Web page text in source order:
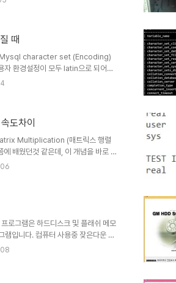
거치셔야 합니다. 하지만 윈도우는 사
리를 통해 아주..
때
character set (Encoding)
환경설정이 모두 latin으로 되어있
show create table member;
도차이
Multiplication (매트릭스 행렬
배웠던것 같은데, 이 개념을 바로 프
같습니다. 2 by 2 matrix라고 생각했
램은 하드디스크 및 플래쉬 메모
램입니다. 컴퓨터 사용중 잦은다운 및
드디스크로 일어날 수 있는 오류에 대